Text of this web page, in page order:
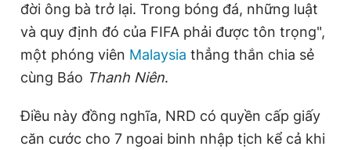
đời ông bà trở lại. Trong bóng đá, những luật
và quy định đó của FIFA phải được tôn trọng",
một phóng viên Malaysia thẳng thắn chia sẻ
cùng Báo Thanh Niên.
Điều này đồng nghĩa, NRD có quyền cấp giấy
căn cước cho 7 ngoai binh nhập tịch kể cả khi